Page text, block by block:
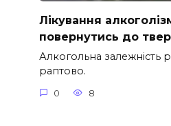
Лікування
повернутись до
Алкогольна залежність
раптово.
0 8